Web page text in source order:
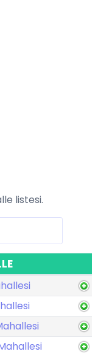
listesi.